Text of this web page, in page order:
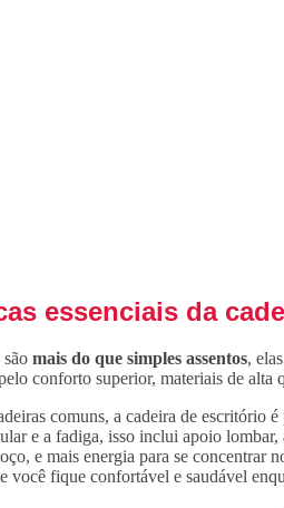
essenciais da
mais do que simples assentos, elas
conforto superior, materiais de
comuns, a cadeira de escritório
e a fadiga, isso inclui apoio
e mais energia para se concentrar
você fique confortável e saudável